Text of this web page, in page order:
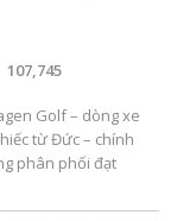
107,745
Golf – dòng xe
từ Đức – chính
phân phối đạt